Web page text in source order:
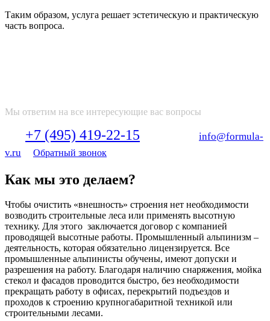
Таким образом, услуга решает эстетическую и практическую
часть вопроса.
Мы ответим на все интересующие вас вопросы
+7 (495) 419-22-15
info@formula-
v.ru
Обратный звонок
Как мы это делаем?
Чтобы очистить «внешность» строения нет необходимости
возводить строительные леса или применять высотную
технику. Для этого заключается договор с компанией
проводящей высотные работы. Промышленный альпинизм –
деятельность, которая обязательно лицензируется. Все
промышленные альпинисты обучены, имеют допуски и
разрешения на работу. Благодаря наличию снаряжения, мойка
стекол и фасадов проводится быстро, без необходимости
прекращать работу в офисах, перекрытий подъездов и
проходов к строению крупногабаритной техникой или
строительными лесами.